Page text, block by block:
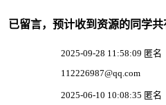
已留言，预计收到资源的同学共
2025-09-28 11:58:09 匿名
112226987@qq.com
2025-06-10 10:08:35 匿名